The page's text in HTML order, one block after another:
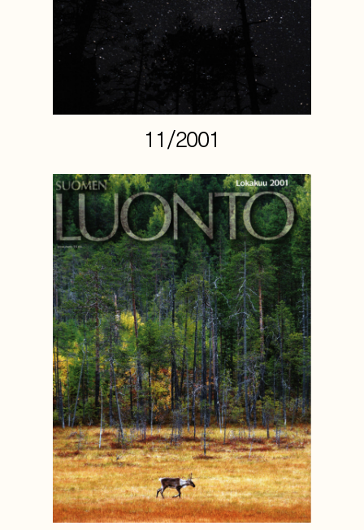
11/2001